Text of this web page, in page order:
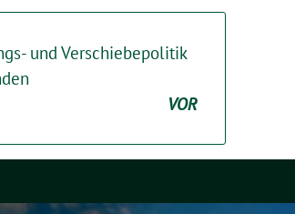
und Verschiebepolitik
VOR